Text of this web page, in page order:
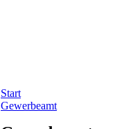
Start
Gewerbeamt